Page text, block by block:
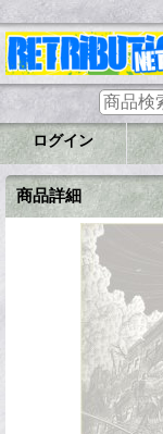
ログイン
商品詳細